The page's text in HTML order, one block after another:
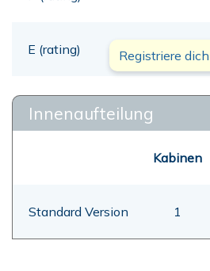
E (rating) Registriere
Innenaufteilung
Kabinen
Standard Version 1